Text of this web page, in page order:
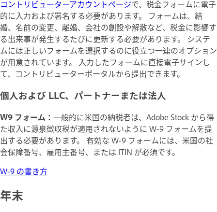
コントリビューターアカウントページで、税金フォームに電子
的に入力および署名する必要があります。 フォームは、結
婚、名前の変更、離婚、会社の創設や解散など、税金に影響す
る出来事が発生するたびに更新する必要があります。 システ
ムには正しいフォームを選択するのに役立つ一連のオプション
が用意されています。 入力したフォームに直接電子サインし
て、コントリビューターポータルから提出できます。
個人および LLC、パートナーまたは法人
W9 フォーム： 一般的に米国の納税者は、Adobe Stock から得
た収入に源泉徴収税が適用されないように W-9 フォームを提
出する必要があります。 有効な W-9 フォームには、米国の社
会保障番号、雇用主番号、または ITIN が必須です。
W-9 の書き方
年末